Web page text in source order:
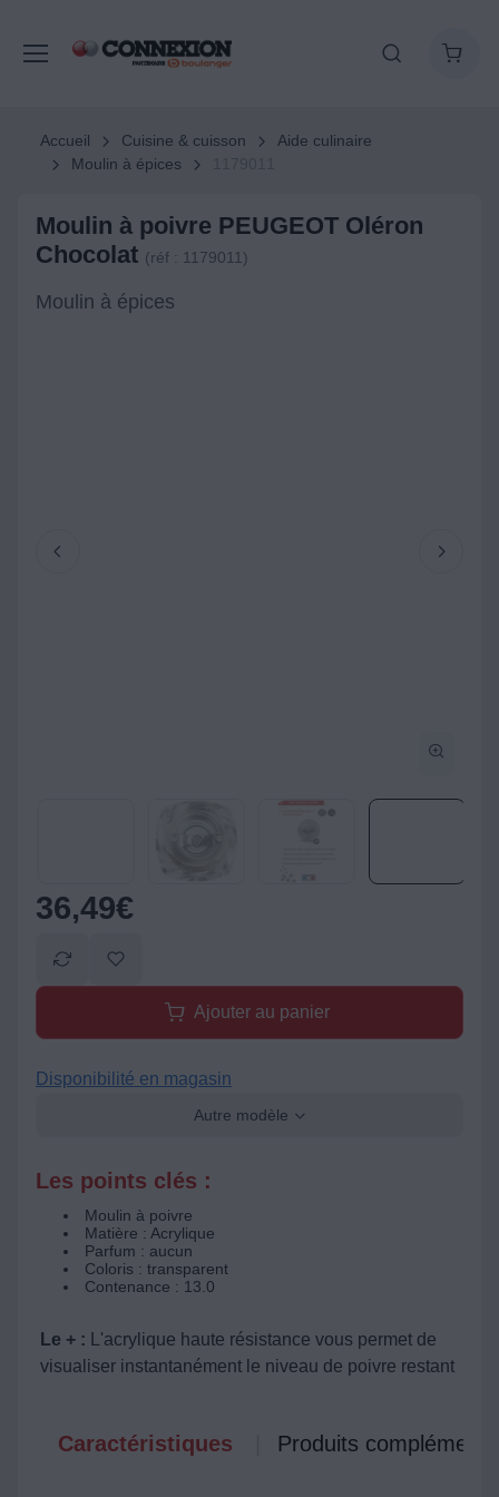
Accueil Cuisine & cuisson
Aide culinaire
Moulin à épices
Moulin à poivre PEUGEOT Oléron
Chocolat (réf : 1179011)
Moulin à épices
36,49€
Ajouter au panier
Disponibilité en magasin
Autre modèle
Les points clés :
Moulin à poivre
Matière : Acrylique
Parfum : aucun
Coloris : transparent
Contenance : 13.0
Le + :
L'acrylique haute résistance vous permet de
visualiser instantanément le niveau de poivre restant
Caractéristiques Produits